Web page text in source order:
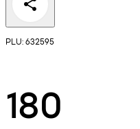
PLU: 632595
180